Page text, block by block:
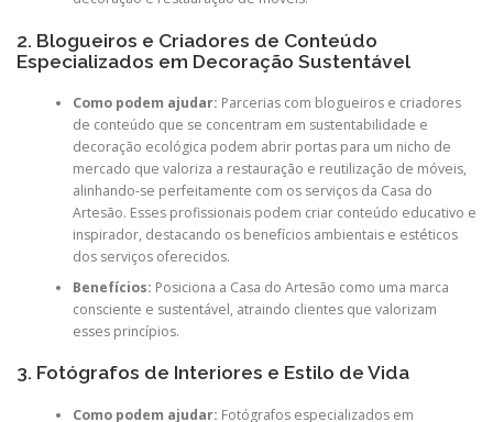
2. Blogueiros e Criadores de Conteúdo
Especializados em Decoração Sustentável
Como podem ajudar: Parcerias com blogueiros e criadores
de conteúdo que se concentram em sustentabilidade e
decoração ecológica podem abrir portas para um nicho de
mercado que valoriza a restauração e reutilização de móveis,
alinhando-se perfeitamente com os serviços da Casa do
Artesão. Esses profissionais podem criar conteúdo educativo e
inspirador, destacando os benefícios ambientais e estéticos
dos serviços oferecidos.
Benefícios: Posiciona a Casa do Artesão como uma marca
consciente e sustentável, atraindo clientes que valorizam
esses princípios.
3. Fotógrafos de Interiores e Estilo de Vida
Como podem ajudar: Fotógrafos especializados em